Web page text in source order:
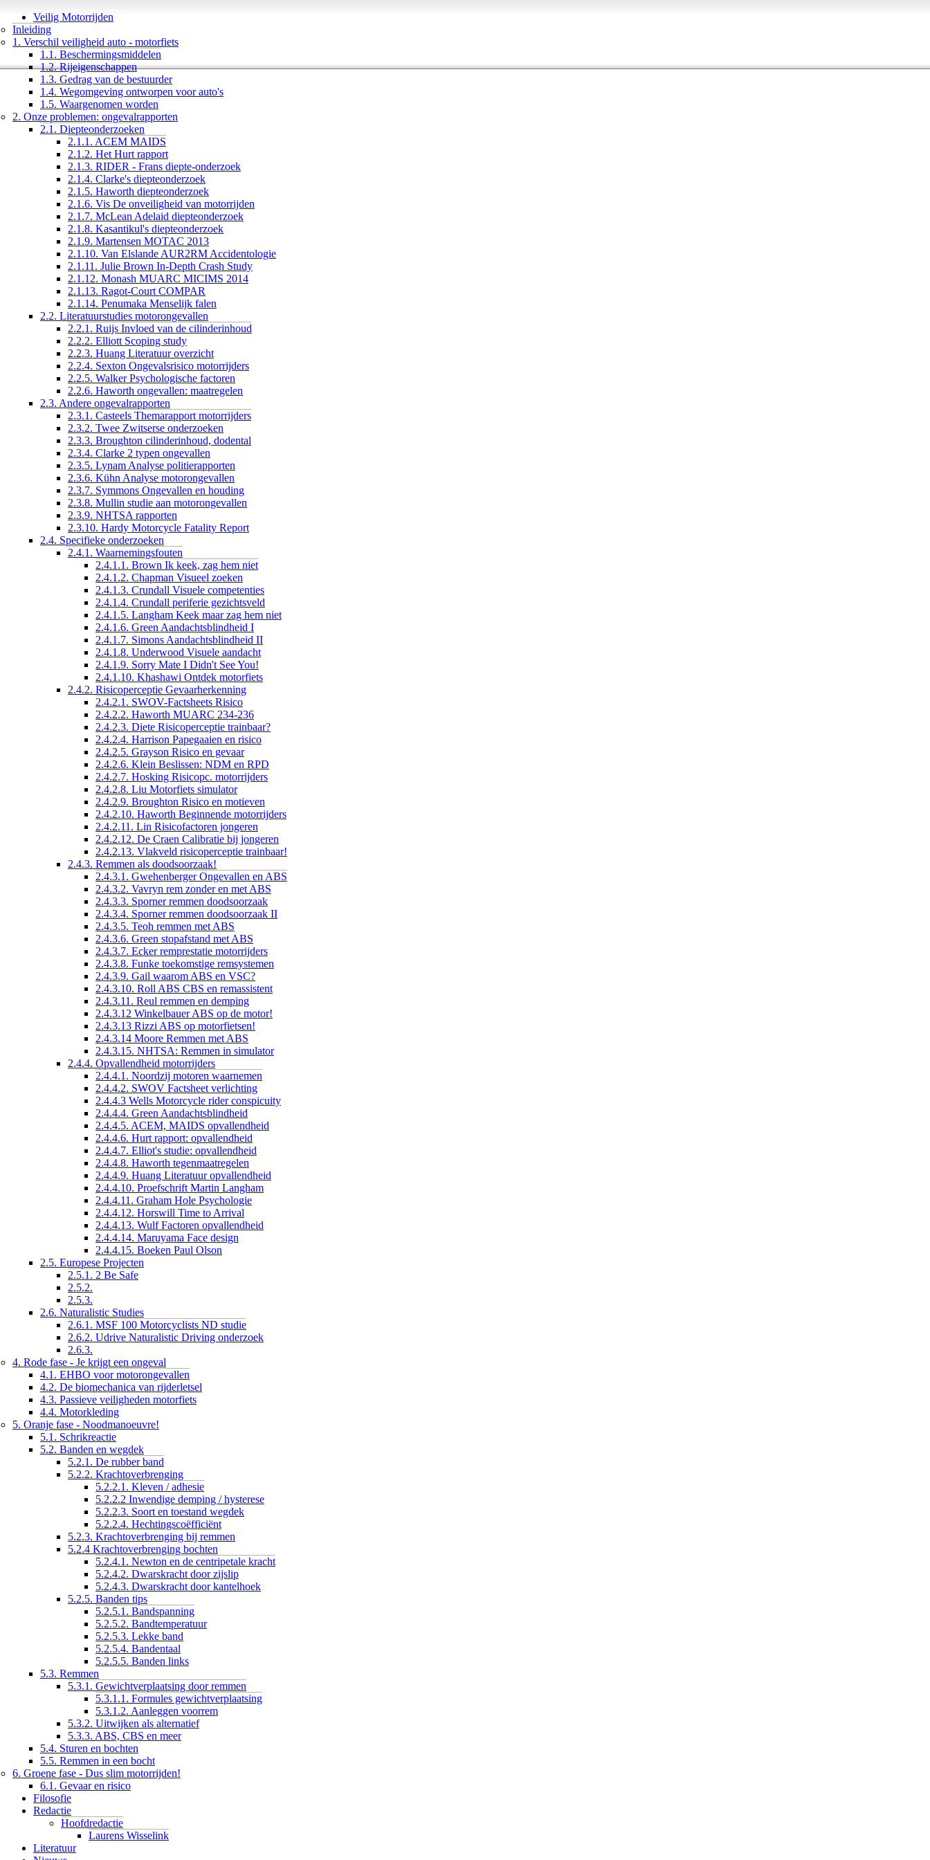
Veilig Motorrijden
Inleiding
1. Verschil veiligheid auto - motorfiets
1.1. Beschermingsmiddelen
1.2. Rijeigenschappen
1.3. Gedrag van de bestuurder
1.4. Wegomgeving ontworpen voor auto's
1.5. Waargenomen worden
2. Onze problemen: ongevalrapporten
2.1. Diepteonderzoeken
2.1.1. ACEM MAIDS
2.1.2. Het Hurt rapport
2.1.3. RIDER - Frans diepte-onderzoek
2.1.4. Clarke's diepteonderzoek
2.1.5. Haworth diepteonderzoek
2.1.6. Vis De onveiligheid van motorrijden
2.1.7. McLean Adelaid diepteonderzoek
2.1.8. Kasantikul's diepteonderzoek
2.1.9. Martensen MOTAC 2013
2.1.10. Van Elslande AUR2RM Accidentologie
2.1.11. Julie Brown In-Depth Crash Study
2.1.12. Monash MUARC MICIMS 2014
2.1.13. Ragot-Court COMPAR
2.1.14. Penumaka Menselijk falen
2.2. Literatuurstudies motorongevallen
2.2.1. Ruijs Invloed van de cilinderinhoud
2.2.2. Elliott Scoping study
2.2.3. Huang Literatuur overzicht
2.2.4. Sexton Ongevalsrisico motorrijders
2.2.5. Walker Psychologische factoren
2.2.6. Haworth ongevallen: maatregelen
2.3. Andere ongevalrapporten
2.3.1. Casteels Themarapport motorrijders
2.3.2. Twee Zwitserse onderzoeken
2.3.3. Broughton cilinderinhoud, dodental
2.3.4. Clarke 2 typen ongevallen
2.3.5. Lynam Analyse politierapporten
2.3.6. Kühn Analyse motorongevallen
2.3.7. Symmons Ongevallen en houding
2.3.8. Mullin studie aan motorongevallen
2.3.9. NHTSA rapporten
2.3.10. Hardy Motorcycle Fatality Report
2.4. Specifieke onderzoeken
2.4.1. Waarnemingsfouten
2.4.1.1. Brown Ik keek, zag hem niet
2.4.1.2. Chapman Visueel zoeken
2.4.1.3. Crundall Visuele competenties
2.4.1.4. Crundall periferie gezichtsveld
2.4.1.5. Langham Keek maar zag hem niet
2.4.1.6. Green Aandachtsblindheid I
2.4.1.7. Simons Aandachtsblindheid II
2.4.1.8. Underwood Visuele aandacht
2.4.1.9. Sorry Mate I Didn't See You!
2.4.1.10. Khashawi Ontdek motorfiets
2.4.2. Risicoperceptie Gevaarherkenning
2.4.2.1. SWOV-Factsheets Risico
2.4.2.2. Haworth MUARC 234-236
2.4.2.3. Diete Risicoperceptie trainbaar?
2.4.2.4. Harrison Papegaaien en risico
2.4.2.5. Grayson Risico en gevaar
2.4.2.6. Klein Beslissen: NDM en RPD
2.4.2.7. Hosking Risicopc. motorrijders
2.4.2.8. Liu Motorfiets simulator
2.4.2.9. Broughton Risico en motieven
2.4.2.10. Haworth Beginnende motorrijders
2.4.2.11. Lin Risicofactoren jongeren
2.4.2.12. De Craen Calibratie bij jongeren
2.4.2.13. Vlakveld risicoperceptie trainbaar!
2.4.3. Remmen als doodsoorzaak!
2.4.3.1. Gwehenberger Ongevallen en ABS
2.4.3.2. Vavryn rem zonder en met ABS
2.4.3.3. Sporner remmen doodsoorzaak
2.4.3.4. Sporner remmen doodsoorzaak II
2.4.3.5. Teoh remmen met ABS
2.4.3.6. Green stopafstand met ABS
2.4.3.7. Ecker remprestatie motorrijders
2.4.3.8. Funke toekomstige remsystemen
2.4.3.9. Gail waarom ABS en VSC?
2.4.3.10. Roll ABS CBS en remassistent
2.4.3.11. Reul remmen en demping
2.4.3.12 Winkelbauer ABS op de motor!
2.4.3.13 Rizzi ABS op motorfietsen!
2.4.3.14 Moore Remmen met ABS
2.4.3.15. NHTSA: Remmen in simulator
2.4.4. Opvallendheid motorrijders
2.4.4.1. Noordzij motoren waarnemen
2.4.4.2. SWOV Factsheet verlichting
2.4.4.3 Wells Motorcycle rider conspicuity
2.4.4.4. Green Aandachtsblindheid
2.4.4.5. ACEM, MAIDS opvallendheid
2.4.4.6. Hurt rapport: opvallendheid
2.4.4.7. Elliot's studie: opvallendheid
2.4.4.8. Haworth tegenmaatregelen
2.4.4.9. Huang Literatuur opvallendheid
2.4.4.10. Proefschrift Martin Langham
2.4.4.11. Graham Hole Psychologie
2.4.4.12. Horswill Time to Arrival
2.4.4.13. Wulf Factoren opvallendheid
2.4.4.14. Maruyama Face design
2.4.4.15. Boeken Paul Olson
2.5. Europese Projecten
2.5.1. 2 Be Safe
2.5.2.
2.5.3.
2.6. Naturalistic Studies
2.6.1. MSF 100 Motorcyclists ND studie
2.6.2. Udrive Naturalistic Driving onderzoek
2.6.3.
4. Rode fase - Je krijgt een ongeval
4.1. EHBO voor motorongevallen
4.2. De biomechanica van rijderletsel
4.3. Passieve veiligheden motorfiets
4.4. Motorkleding
5. Oranje fase - Noodmanoeuvre!
5.1. Schrikreactie
5.2. Banden en wegdek
5.2.1. De rubber band
5.2.2. Krachtoverbrenging
5.2.2.1. Kleven / adhesie
5.2.2.2 Inwendige demping / hysterese
5.2.2.3. Soort en toestand wegdek
5.2.2.4. Hechtingscoëfficiënt
5.2.3. Krachtoverbrenging bij remmen
5.2.4 Krachtoverbrenging bochten
5.2.4.1. Newton en de centripetale kracht
5.2.4.2. Dwarskracht door zijslip
5.2.4.3. Dwarskracht door kantelhoek
5.2.5. Banden tips
5.2.5.1. Bandspanning
5.2.5.2. Bandtemperatuur
5.2.5.3. Lekke band
5.2.5.4. Bandentaal
5.2.5.5. Banden links
5.3. Remmen
5.3.1. Gewichtverplaatsing door remmen
5.3.1.1. Formules gewichtverplaatsing
5.3.1.2. Aanleggen voorrem
5.3.2. Uitwijken als alternatief
5.3.3. ABS, CBS en meer
5.4. Sturen en bochten
5.5. Remmen in een bocht
6. Groene fase - Dus slim motorrijden!
6.1. Gevaar en risico
Filosofie
Redactie
Hoofdredactie
Laurens Wisselink
Literatuur